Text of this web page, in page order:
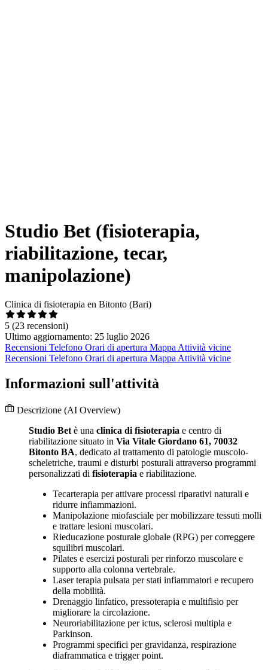
Studio Bet (fisioterapia,
riabilitazione, tecar,
manipolazione)
Clinica di fisioterapia en Bitonto (Bari)
5 (23 recensioni)
Ultimo aggiornamento: 25 luglio 2026
Recensioni Telefono Orari di apertura Mappa Attività vicine
Recensioni Telefono Orari di apertura Mappa Attività vicine
Informazioni sull'attività
Descrizione (AI Overview)
Studio Bet è una clinica di fisioterapia e centro di
riabilitazione situato in Via Vitale Giordano 61, 70032
Bitonto BA, dedicato al trattamento di patologie muscolo-
scheletriche, traumi e disturbi posturali attraverso programmi
personalizzati di fisioterapia e riabilitazione.
Tecarterapia per attivare processi riparativi naturali e
ridurre infiammazioni.
Manipolazione miofasciale per mobilizzare tessuti molli
e trattare lesioni muscolari.
Rieducazione posturale globale (RPG) per correggere
squilibri muscolari.
Pilates e esercizi posturali per rinforzo muscolare e
supporto alla colonna vertebrale.
Laser terapia pulsata per stati infiammatori e recupero
della mobilità.
Drenaggio linfatico, pressoterapia e multifisio per
migliorare la circolazione.
Neuroriabilitazione per ictus, sclerosi multipla e
Parkinson.
Programmi specifici per gravidanza, respirazione
diaframmatica e trigger point.